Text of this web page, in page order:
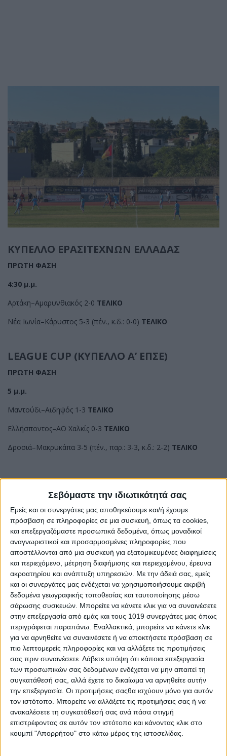
Σεβόμαστε την ιδιωτικότητά σας
Εμείς και οι συνεργάτες μας αποθηκεύουμε και/ή έχουμε
πρόσβαση σε πληροφορίες σε μια συσκευή, όπως τα cookies,
και επεξεργαζόμαστε προσωπικά δεδομένα, όπως μοναδικοί
αναγνωριστικοί και προσαρμοσμένες πληροφορίες που
αποστέλλονται από μια συσκευή για εξατομικευμένες διαφημίσεις
και περιεχόμενο, μέτρηση διαφήμισης και περιεχομένου, έρευνα
ακροατηρίου και ανάπτυξη υπηρεσιών. Με την άδειά σας, εμείς
και οι συνεργάτες μας ενδέχεται να χρησιμοποιήσουμε ακριβή
δεδομένα γεωγραφικής τοποθεσίας και ταυτοποίησης μέσω
σάρωσης συσκευών. Μπορείτε να κάνετε κλικ για να συναινέσετε
στην επεξεργασία από εμάς και τους 1019 συνεργάτες μας όπως
περιγράφεται παραπάνω. Εναλλακτικά, μπορείτε να κάνετε κλικ
για να αρνηθείτε να συναινέσετε ή να αποκτήσετε πρόσβαση σε
πιο λεπτομερείς πληροφορίες και να αλλάξετε τις προτιμήσεις
σας πριν συναινέσετε. Λάβετε υπόψη ότι κάποια επεξεργασία
των προσωπικών σας δεδομένων ενδέχεται να μην απαιτεί τη
συγκατάθεσή σας, αλλά έχετε το δικαίωμα να αρνηθείτε αυτήν
την επεξεργασία. Οι προτιμήσεις σαςθα ισχύουν μόνο για αυτόν
τον ιστότοπο. Μπορείτε να αλλάξετε τις προτιμήσεις σας ή να
ανακαλέσετε τη συγκατάθεσή σας ανά πάσα στιγμή
επιστρέφοντας σε αυτόν τον ιστότοπο και κάνοντας κλικ στο
κουμπί "Απορρήτου" στο κάτω μέρος της ιστοσελίδας.
ΚΥΠΕΛΛΟ ΕΡΑΣΙΤΕΧΝΩΝ ΕΛΛΑΔΑΣ
ΠΡΩΤΗ ΦΑΣΗ
4:30 μ.μ.
Αρτάκη–Αμαρυνθιακός 2-0 ΤΕΛΙΚΟ
Νέα Ιωνία–Κάρυστος 5-3 (πέν., κ.δ.: 0-0) ΤΕΛΙΚΟ
LEAGUE CUP (ΚΥΠΕΛΛΟ Α’ ΕΠΣΕ)
ΠΡΩΤΗ ΦΑΣΗ
5 μ.μ.
Μαντούδι–Αιδηψός 1-3 ΤΕΛΙΚΟ
Ελλήσποντος–ΑΟ Χαλκίς 0-3 ΤΕΛΙΚΟ
Δροσιά–Μακρυκάπα 3-5 (πέν., παρ.: 3-3, κ.δ.: 2-2) ΤΕΛΙΚΟ
ΚΥΠΕΛΛΟ ΕΠΣΕ
ΠΡΩΤΗ ΦΑΣΗ
5 μ.μ.
ΑΕΚ Νέου Πύργου–Κήρινθος 4-1ΤΕΛΙΚΟ
Λούτσα–ΕρμήλιοςΑΝΑΒΛΗΘΗΚΕ
Άγιοι Ανάργυροι–Αφράτι 0-3 α.α.
Νηλέας Νεοχωρίου–Κύμη 1-0
ΤΕΛΙΚΟ
5.20 μ.μ.
Μαρμάρι–Κριεζά 2-1ΤΕΛΙΚΟ